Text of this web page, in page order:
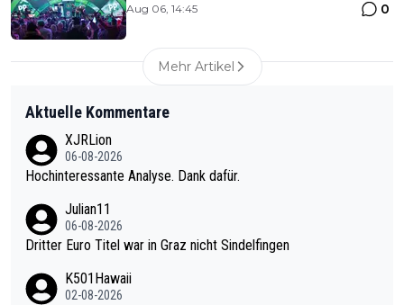
Aug 06, 14:45 0
Mehr Artikel
Aktuelle Kommentare
XJRLion
06-08-2026
Hochinteressante Analyse. Dank dafür.
Julian11
06-08-2026
Dritter Euro Titel war in Graz nicht Sindelfingen
K501Hawaii
02-08-2026